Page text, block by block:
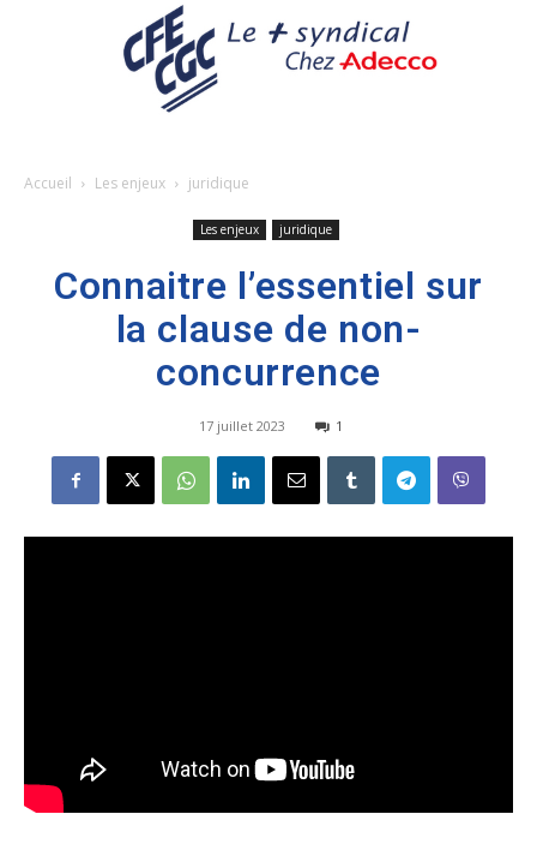
Accueil Les enjeux juridique
Les enjeux juridique
Connaitre l’essentiel sur
la clause de non-
concurrence
17 juillet 2023 1